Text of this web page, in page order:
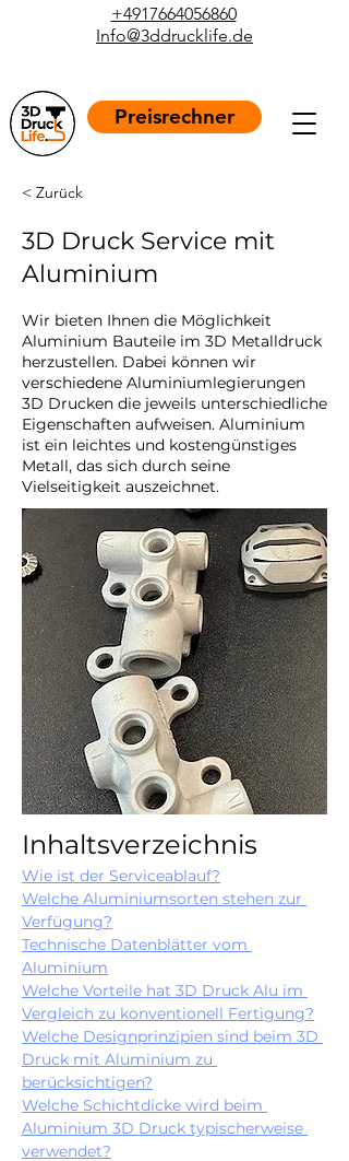
+4917664056860
Info@3ddrucklife.de
Preisrechner
< Zurück
3D Druck Service mit
Aluminium
Wir bieten Ihnen die Möglichkeit
Aluminium Bauteile im 3D Metalldruck
herzustellen. Dabei können wir
verschiedene Aluminiumlegierungen
3D Drucken die jeweils unterschiedliche
Eigenschaften aufweisen. Aluminium
ist ein leichtes und kostengünstiges
Metall, das sich durch seine
Vielseitigkeit auszeichnet.
Inhaltsverzeichnis
Wie ist der Serviceablauf?
Welche Aluminiumsorten stehen zur
Verfügung?
Technische Datenblätter vom
Aluminium
Welche Vorteile hat 3D Druck Alu im
Vergleich zu konventionell Fertigung?
Welche Designprinzipien sind beim 3D
Druck mit Aluminium zu
berücksichtigen?
Welche Schichtdicke wird beim
Aluminium 3D Druck typischerweise
verwendet?